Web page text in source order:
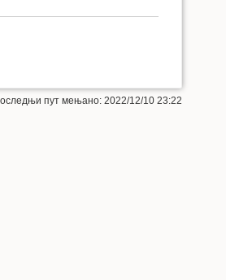
пут мењано: 2022/12/10 23:22